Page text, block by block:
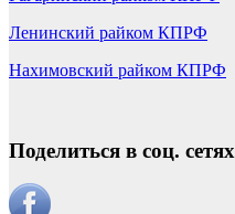
Ленинский райком КПРФ
Нахимовский райком КПРФ
Поделиться в соц. сетях